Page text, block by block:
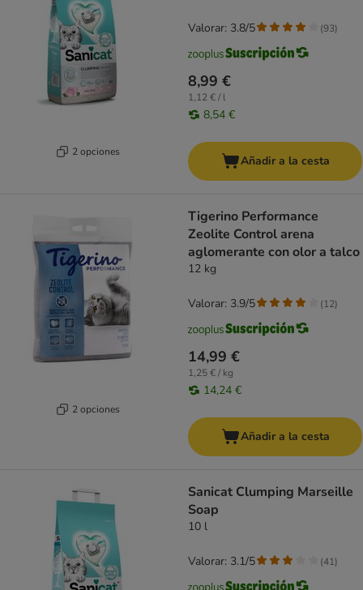
2 opciones
8,99 €
1,12 € / l
8,54 €
Valorar: 3.8/5 (93)
Añadir a la cesta
2 opciones
Tigerino Performance
Zeolite Control arena
aglomerante con olor a talco
12 kg
14,99 €
1,25 € / kg
14,24 €
Valorar: 3.9/5 (12)
Añadir a la cesta
Sanicat Clumping Marseille
Soap
10 l
Valorar: 3.1/5 (41)